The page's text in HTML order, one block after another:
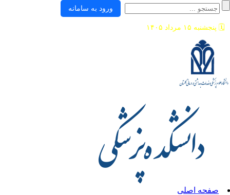
ورود به سامانه
🗓️پنجشنبه ۱۵ مرداد ۱۴۰۵
صفحه اصلی